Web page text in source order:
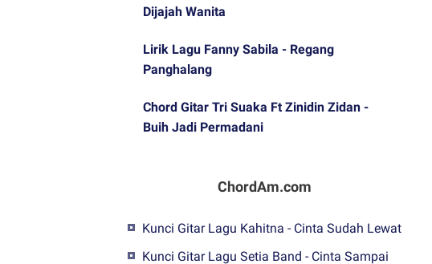
Dijajah Wanita
Lirik Lagu Fanny Sabila - Regang
Panghalang
Chord Gitar Tri Suaka Ft Zinidin Zidan -
Buih Jadi Permadani
ChordAm.com
Kunci Gitar Lagu Kahitna - Cinta Sudah Lewat
Kunci Gitar Lagu Setia Band - Cinta Sampai